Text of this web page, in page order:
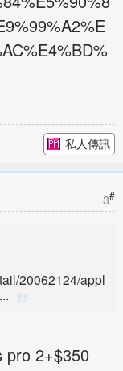
私人傳訊
3#
20062124/appl
pro 2+$350